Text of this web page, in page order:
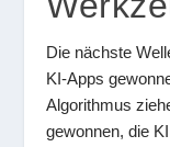
Die nächste
KI-Apps
Algorithmus
gewonnen, die